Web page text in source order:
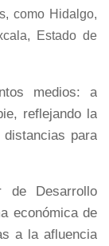
como Hidalgo,
Estado de
medios: a
reflejando la
para
de Desarrollo
económica de
a la afluencia